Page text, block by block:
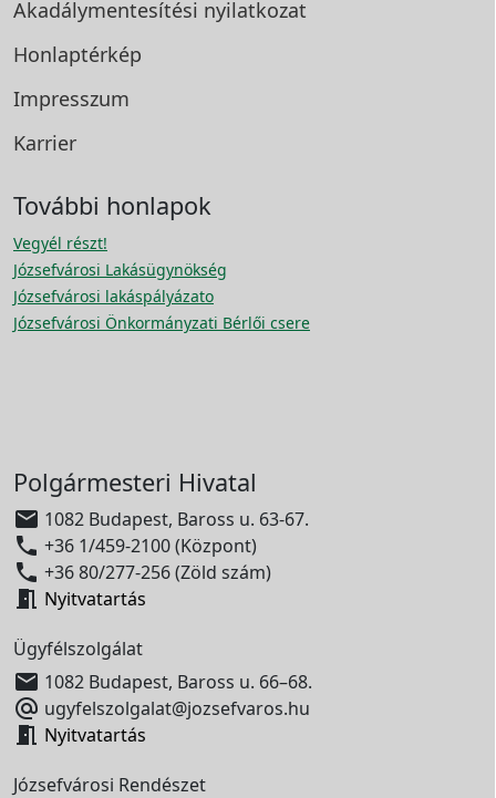
Akadálymentesítési nyilatkozat
Honlaptérkép
Impresszum
Karrier
További honlapok
Vegyél részt!
Józsefvárosi Lakásügynökség
Józsefvárosi lakáspályázato
Józsefvárosi Önkormányzati Bérlői csere
Polgármesteri Hivatal
 1082 Budapest, Baross u. 63-67.
 +36 1/459-2100 (Központ)
 +36 80/277-256 (Zöld szám)
 Nyitvatartás
Ügyfélszolgálat
 1082 Budapest, Baross u. 66–68.
 ugyfelszolgalat@jozsefvaros.hu
 Nyitvatartás
Józsefvárosi Rendészet